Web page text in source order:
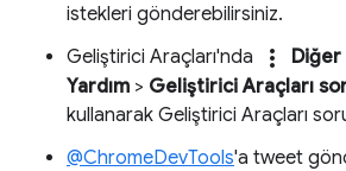
istekleri gönderebilirsiniz.
Geliştirici Araçları'nda
more_vert
Yardım > Geliştirici Araçları
kullanarak Geliştirici Araçları
@ChromeDevTools'a tweet